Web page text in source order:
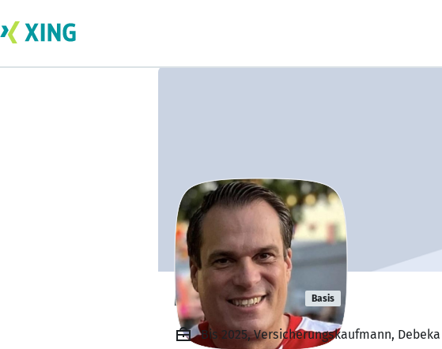
Mirko Novak Basis
Bis 2025, Versicherungskaufmann, Debeka